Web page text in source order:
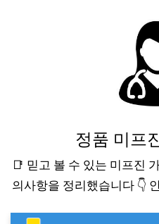
정품 미프
📑 믿고 볼 수 있는 미프진
의사항을 정리했습니다 👇